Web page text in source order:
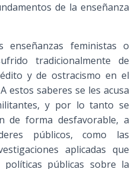
de la enseñanza
enseñanzas feministas o
tradicionalmente de
y de ostracismo en el
estos saberes se les acusa
y por lo tanto se
de forma desfavorable, a
públicos, como las
aplicadas que
públicas sobre la